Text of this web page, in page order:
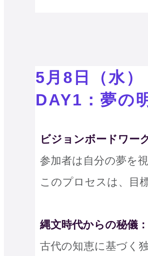
5月8日（水）
DAY1：夢の
ビジョンボードワー
参加者は自分の夢を
このプロセスは、目
縄文時代からの秘儀：
古代の知恵に基づく